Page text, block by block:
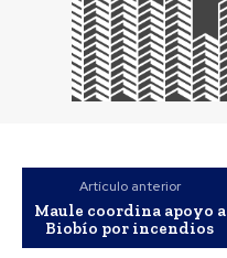
Artículo anterior
Maule coordina apoyo a
Biobío por incendios